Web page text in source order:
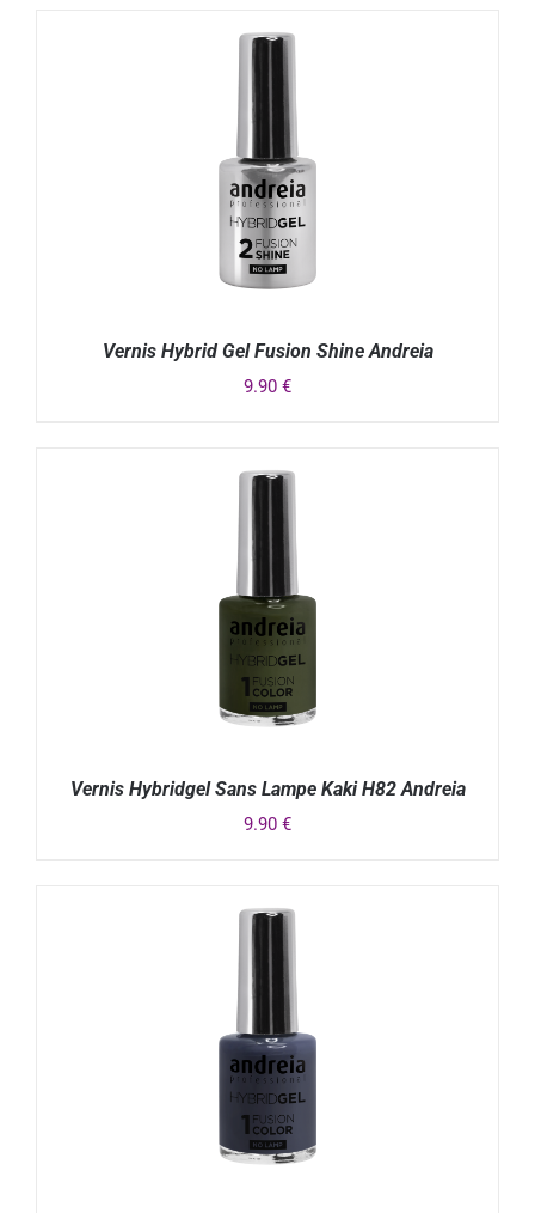
Vernis Hybrid Gel Fusion Shine Andreia
9.90 €
Vernis Hybridgel Sans Lampe Kaki H82 Andreia
9.90 €